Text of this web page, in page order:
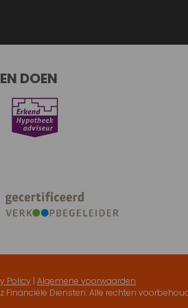
DOEN
Policy | Algemene voorwaarden
Financiële Diensten. Alle rechten